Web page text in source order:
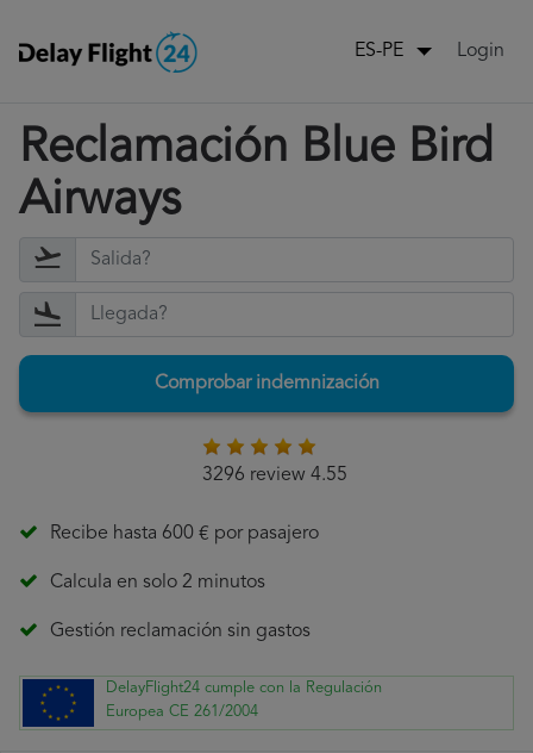
ES-PE Login
Reclamación Blue Bird
Airways
Comprobar indemnización
3296 review 4.55
Recibe hasta 600 € por pasajero
Calcula en solo 2 minutos
Gestión reclamación sin gastos
DelayFlight24 cumple con la Regulación
Europea CE 261/2004